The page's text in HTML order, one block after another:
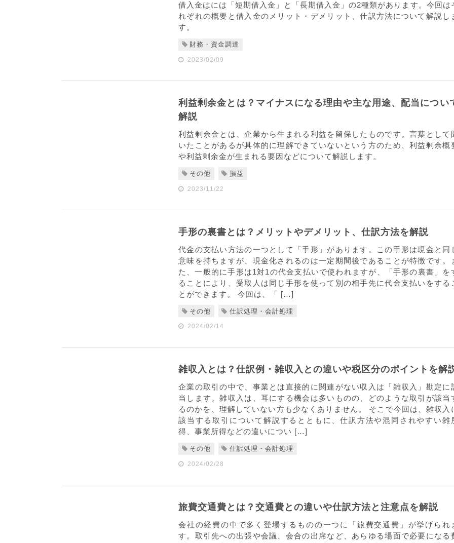
借入金はには「短期借入金」と「長期借入金」の2種類があります。今回は
れぞれの概要と借入金のメリット・デメリット、仕訳方法について解説し
す。
財務・資金調達
2023/02/09
利益剰余金とは？マイナスになる理由や主な用途、配当につい
解説
利益剰余金とは、企業から生まれる利益を留保したものです。言葉として
いたことがあるが具体的に理解できていないという方のため、利益剰余概
や利益剰余金が生まれる要因などについて解説します。
その他 損益
2023/11/22
手形の裏書とは？メリットやデメリット、仕訳方法を解説
代金の支払い方法の一つとして「手形」があります。この手形は現金と同
意味を持ちますが、現金化されるのは一定期間後であることが特徴です。
た、一般的に手形は1対1の代金支払いで使われますが、「手形の裏書」を
ることにより、受取人は同じ手形を使って別の相手先に代金支払いをする
とができます。 今回は、「 […]
その他 仕訳処理・会計処理
2024/02/14
雑収入とは？仕訳例・雑収入との違いや税区分のポイントを解
企業の取引の中で、事業とは直接的に関連がない収入は「雑収入」勘定に
当します。雑収入は、耳にする機会は多いものの、どのような取引が該当
るのかを、理解していない方も少なくありません。 そこで今回は、雑収入
該当する取引について解説するとともに、仕訳方法や混同されやすい雑
得、事業所得などの違いについ […]
その他 仕訳処理・会計処理
2024/02/28
旅費交通費とは？交通費との違いや仕訳方法と注意点を解説
会社の経費の中で多く登場するものの一つに「旅費交通費」が挙げられ
す。取引先への出張や会議、会合の出席など、あらゆる場面で必要になる